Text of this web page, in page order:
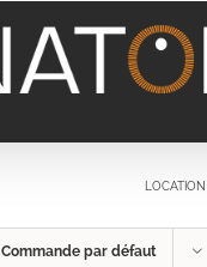
LOCATION
Commande par défaut